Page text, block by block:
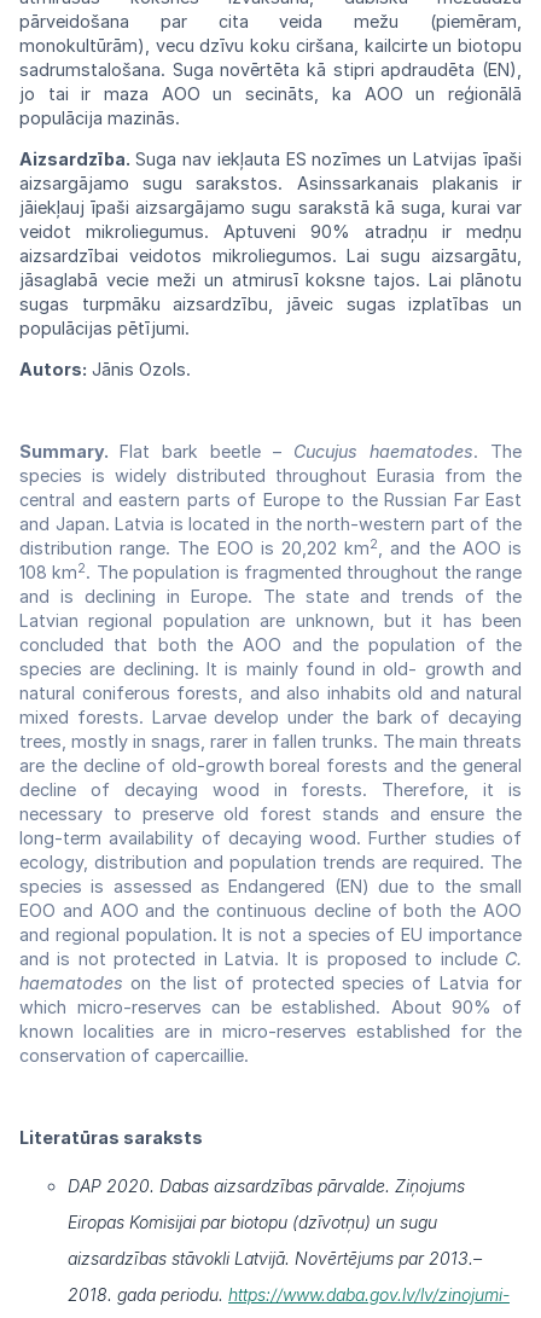
pārveidošana par cita veida mežu (piemēram,
monokultūrām), vecu dzīvu koku ciršana, kailcirte un biotopu
sadrumstalošana. Suga novērtēta kā stipri apdraudēta (EN),
jo tai ir maza AOO un secināts, ka AOO un reģionālā
populācija mazinās.
Aizsardzība. Suga nav iekļauta ESnozīmesun Latvijas īpaši
aizsargājamo sugusarakstos. Asinssarkanais plakanis ir
jāiekļaujīpašiaizsargājamo sugu sarakstā kā suga, kurai var
veidot mikroliegumus. Aptuveni 90% atradņu ir
medņu
aizsardzībai veidotos mikroliegumos.Lai sugu aizsargātu,
jāsaglabā vecie meži un atmirusī koksne tajos. Lai plānotu
sugas turpmāku aizsardzību, jāveic sugasizplatībasun
populācijas pētījumi.
Autors: Jānis Ozols.
Summary. Flat bark beetle – Cucujus haematodes. The
species is widely distributed throughout Eurasia from the
central and eastern parts of Europe to the Russian Far East
and Japan. Latvia is located in the north-western part of the
distribution range. The EOO is 20,202 km2, and the AOO is
108 km2. The population is fragmented throughout the range
and is declining in Europe. The state and trends of the
Latvian regional population are unknown, but it has been
concluded that both the AOO and the population of the
species are declining. It is mainly found in old- growth and
natural coniferous forests, and also inhabits old and natural
mixed forests. Larvae develop under the bark of decaying
trees, mostly in snags, rarer in fallen trunks. The main threats
are the decline of old-growth boreal forests and the general
decline of decaying wood in forests. Therefore, it is
necessary to preserve old forest stands and ensure the
long-term availability of decaying wood. Further studies of
ecology, distribution and population trends are required. The
species is assessed as Endangered (EN) due to the small
EOO and AOO and the continuous decline of both the AOO
and regional population. It is not a species of EU importance
and is not protected in Latvia. It is proposed to include C.
haematodes on the list of protected species of Latvia for
which micro-reserves can be established. About 90% of
known localities are in micro-reserves established for the
conservation of capercaillie.
Literatūras saraksts
DAP 2020. Dabas aizsardzības pārvalde. Ziņojums
Eiropas Komisijai par biotopu (dzīvotņu) un sugu
aizsardzības stāvokli Latvijā. Novērtējums par 2013.–
2018. gada periodu. https://www.daba.gov.lv/lv/zinojumi-